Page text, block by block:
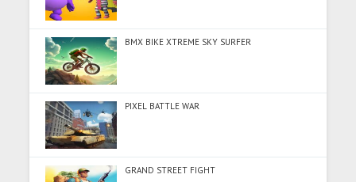
BMX BIKE XTREME SKY SURFER
PIXEL BATTLE WAR
GRAND STREET FIGHT